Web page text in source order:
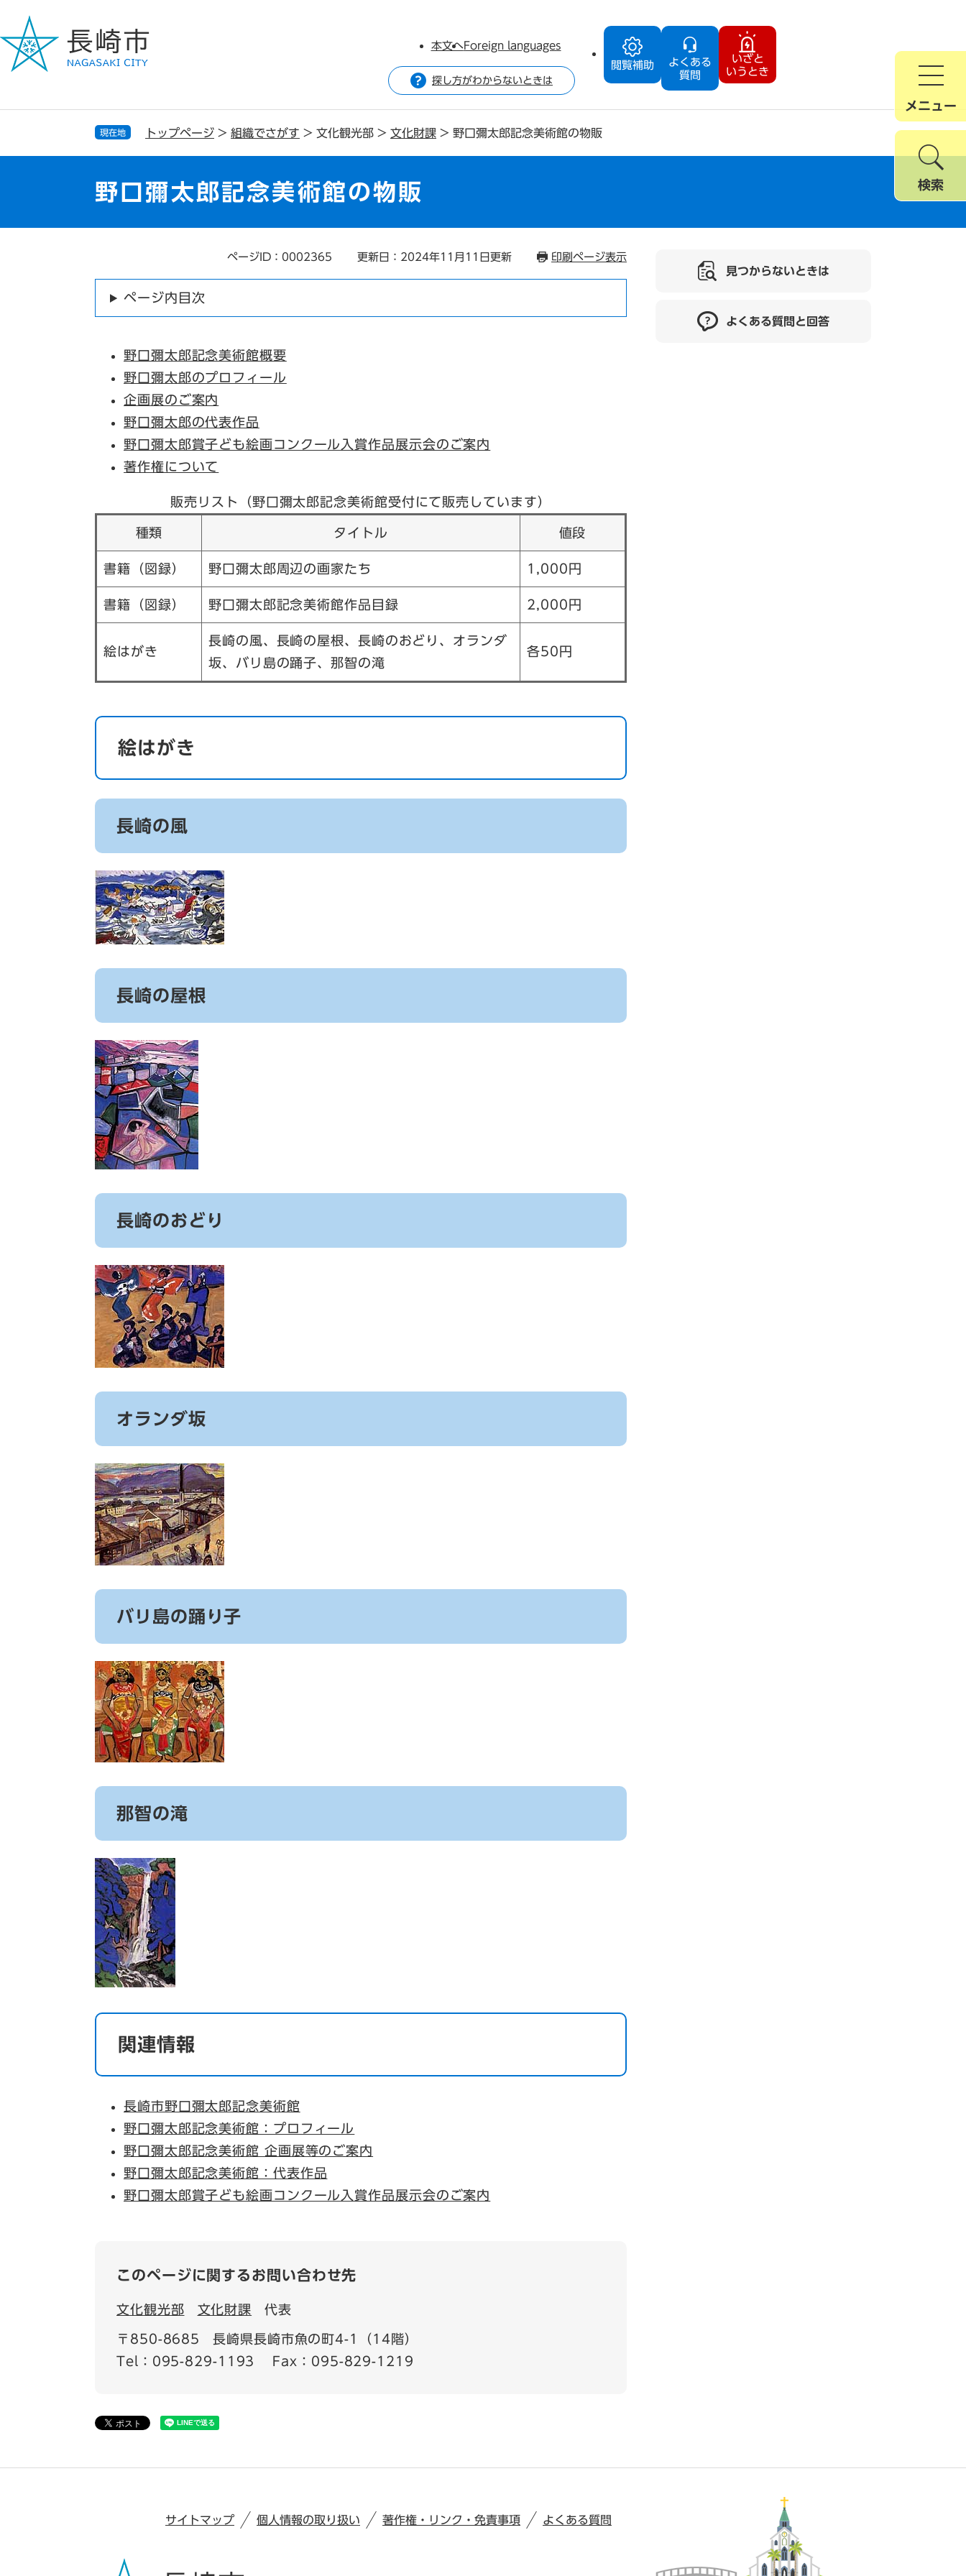
ジ
で
ュ
ば
閲覧補助
よくある
質問
いざと
いうとき
本文へForeign languages
探し方がわからないときは
メニュー
検索
現在地 トップページ > 組織でさがす > 文化観光部 > 文化財課 > 野口彌太郎記念美術館の物販
野口彌太郎記念美術館の物販
ページID：0002365 更新日：2024年11月11日更新 印刷ページ表示
ページ内目次
野口彌太郎記念美術館概要
野口彌太郎のプロフィール
企画展のご案内
野口彌太郎の代表作品
野口彌太郎賞子ども絵画コンクール入賞作品展示会のご案内
著作権について
販売リスト（野口彌太郎記念美術館受付にて販売しています）
種類 タイトル 値段
書籍（図録） 野口彌太郎周辺の画家たち 1,000円
書籍（図録） 野口彌太郎記念美術館作品目録 2,000円
絵はがき
長崎の風、長崎の屋根、長崎のおどり、オランダ
坂、バリ島の踊子、那智の滝
各50円
絵はがき
長崎の風
長崎の屋根
長崎のおどり
オランダ坂
バリ島の踊り子
那智の滝
関連情報
長崎市野口彌太郎記念美術館
野口彌太郎記念美術館：プロフィール
野口彌太郎記念美術館 企画展等のご案内
野口彌太郎記念美術館：代表作品
野口彌太郎賞子ども絵画コンクール入賞作品展示会のご案内
このページに関するお問い合わせ先
文化観光部 文化財課 代表
〒850-8685
長崎県長崎市魚の町4-1（14階）
Tel：095-829-1193
Fax：095-829-1219
見つからないときは
よくある質問と回答
サイトマップ 個人情報の取り扱い 著作権・リンク・免責事項 よくある質問